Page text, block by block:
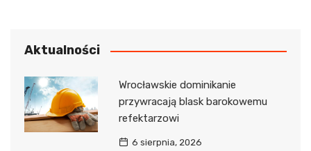
Aktualności
Wrocławskie dominikanie
przywracają blask barokowemu
refektarzowi
6 sierpnia, 2026